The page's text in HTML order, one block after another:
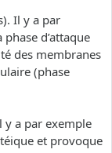
Il y a par
d’attaque
des membranes
(phase
y a par exemple
et provoque